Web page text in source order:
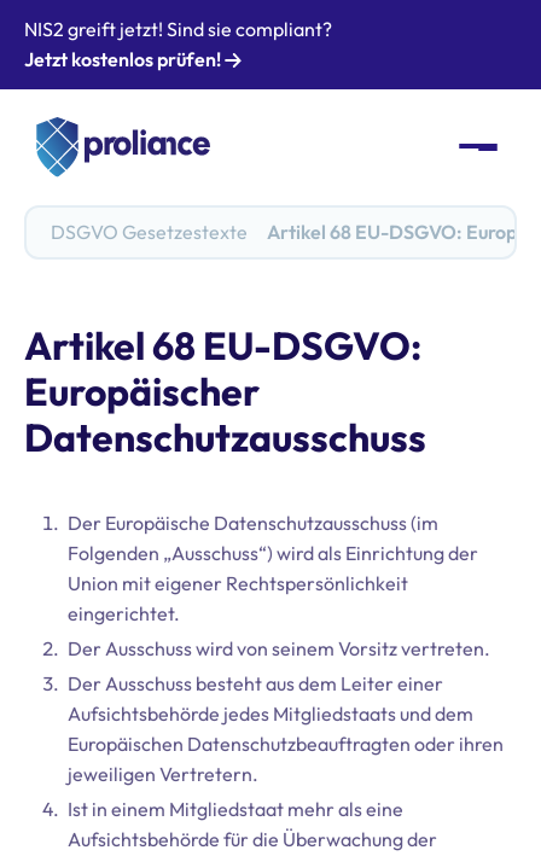
NIS2 greift jetzt! Sind sie compliant?
Jetzt kostenlos prüfen!
DSGVO Gesetzestexte Artikel 68 EU-DSGVO:
Artikel 68 EU-DSGVO:
Europäischer
Datenschutzausschuss
Der Europäische Datenschutzausschuss (im
Folgenden „Ausschuss“) wird als Einrichtung der
Union mit eigener Rechtspersönlichkeit
eingerichtet.
Der Ausschuss wird von seinem Vorsitz vertreten.
Der Ausschuss besteht aus dem Leiter einer
Aufsichtsbehörde jedes Mitgliedstaats und dem
Europäischen Datenschutzbeauftragten oder ihren
jeweiligen Vertretern.
Ist in einem Mitgliedstaat mehr als eine
Aufsichtsbehörde für die Überwachung der